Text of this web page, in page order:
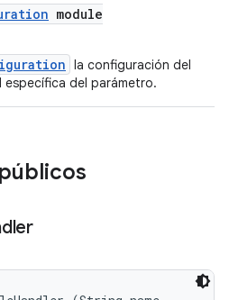
module
la configuración del
del parámetro.